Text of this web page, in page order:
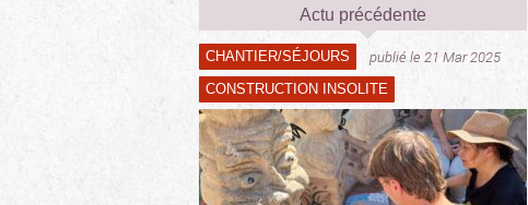
Actu précédente
CHANTIER/SÉJOURS
CONSTRUCTION INSOLITE
publié le 21 Mar 2025